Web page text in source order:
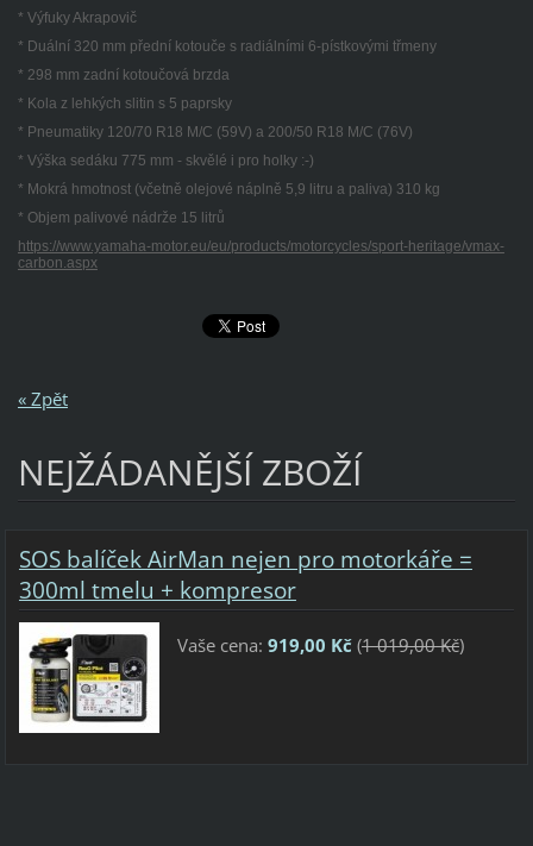
* Výfuky Akrapovič
* Duální 320 mm přední kotouče s radiálními 6-pístkovými třmeny
* 298 mm zadní kotoučová brzda
* Kola z lehkých slitin s 5 paprsky
* Pneumatiky 120/70 R18 M/C (59V) a 200/50 R18 M/C (76V)
* Výška sedáku 775 mm - skvělé i pro holky :-)
* Mokrá hmotnost (včetně olejové náplně 5,9 litru a paliva) 310 kg
* Objem palivové nádrže 15 litrů
https://www.yamaha-motor.eu/eu/products/motorcycles/sport-heritage/vmax-
carbon.aspx
« Zpět
NEJŽÁDANĚJŠÍ ZBOŽÍ
SOS balíček AirMan nejen pro motorkáře =
300ml tmelu + kompresor
Vaše cena: 919,00 Kč(1 019,00 Kč)